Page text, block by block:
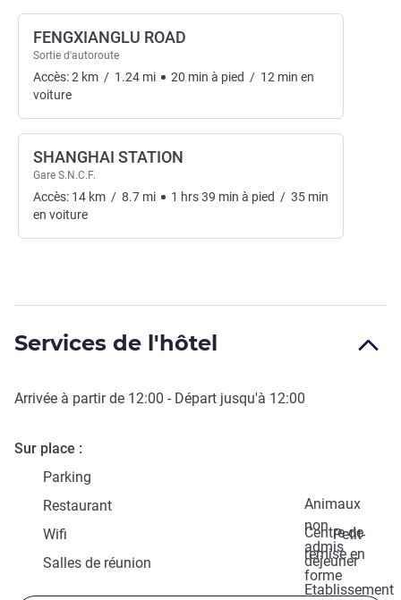
FENGXIANGLU ROAD
Sortie d'autoroute
Accès:2 km / 1.24 mi 20 min à pied / 12 min en
voiture
SHANGHAI STATION
Gare S.N.C.F.
Accès: 14 km / 8.7 mi 1 hrs39 min à pied / 35 min
en voiture
Services de l'hôtel
Arrivée à partir de 12:00 - Départ jusqu'à 12:00
Sur place
Parking
Animaux
non
admis
Restaurant
Centre de
remise en
forme
Wifi
Petit-
déjeuner
Salles de réunion
Etablissement